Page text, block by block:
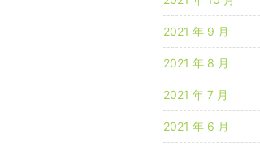
2021 年 9 月
2021 年 8 月
2021 年 7 月
2021 年 6 月